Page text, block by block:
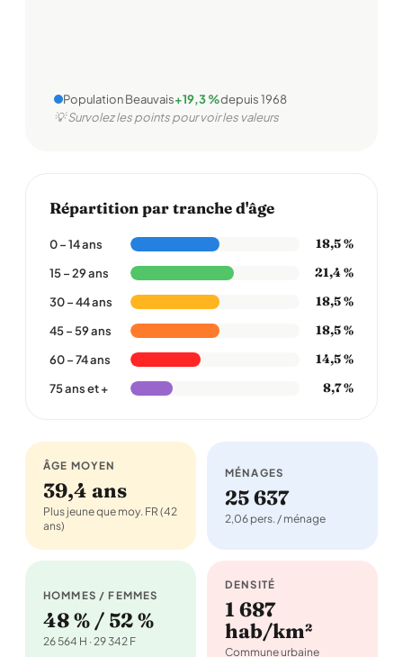
Population Beauvais+19,3 %depuis 1968
💡 Survolez les points pour voir les valeurs
Répartition par tranche d'âge
0 – 14 ans 18,5 %
15 – 29 ans 21,4 %
30 – 44 ans 18,5 %
45 – 59 ans 18,5 %
60 – 74 ans 14,5 %
75 ans et + 8,7 %
ÂGE MOYEN
39,4 ans
Plus jeune que moy. FR (42
ans)
MÉNAGES
25 637
2,06 pers. / ménage
HOMMES / FEMMES
48 % / 52 %
26 564 H · 29 342 F
DENSITÉ
1 687
hab/km²
Commune urbaine